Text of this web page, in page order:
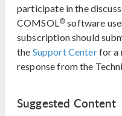
participate in the
COMSOL® software
subscription should
the Support Centerfor a
response from the
Suggested Content